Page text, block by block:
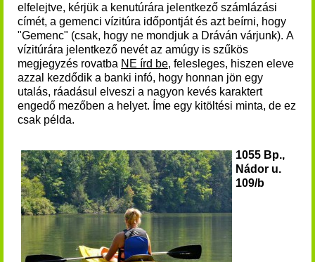
elfelejtve, kérjük a kenutúrára jelentkező számlázási
címét, a gemenci vízitúra időpontját és azt beírni, hogy
"Gemenc" (csak, hogy ne mondjuk a Dráván várjunk). A
vízitúrára jelentkező nevét az amúgy is szűkös
megjegyzés rovatba NE írd be, felesleges, hiszen eleve
azzal kezdődik a banki infó, hogy honnan jön egy
utalás, ráadásul elveszi a nagyon kevés karaktert
engedő mezőben a helyet. Íme egy kitöltési minta, de ez
csak példa.
1055 Bp.,
Nádor u.
109/b